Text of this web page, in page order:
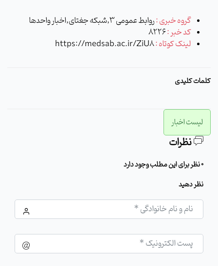
گروه خبری :روابط عمومی 3,شبکه جغتای,اخبار واحدها
کد خبر :8226
لینک کوتاه :https://medsab.ac.ir/ZiU8
کلمات کلیدی
لیست اخبار
نظرات
0 نظر برای این مطلب وجود دارد
نظر دهید